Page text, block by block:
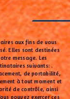
aux fins de vous
Elles sont destinées
message. Les
suivants: .
de portabilité,
à tout moment et
de contrôle, ainsi
pouvez exercer ces